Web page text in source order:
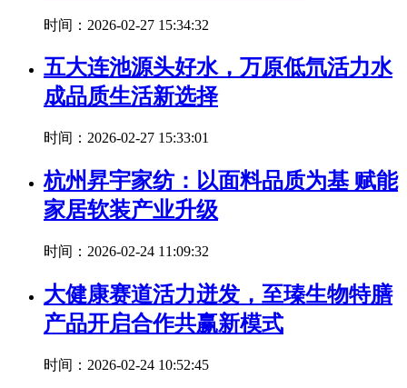
时间：2026-02-27 15:34:32
五大连池源头好水，万原低氘活力水
成品质生活新选择
时间：2026-02-27 15:33:01
杭州昇宇家纺：以面料品质为基 赋能
家居软装产业升级
时间：2026-02-24 11:09:32
大健康赛道活力迸发，至瑧生物特膳
产品开启合作共赢新模式
时间：2026-02-24 10:52:45